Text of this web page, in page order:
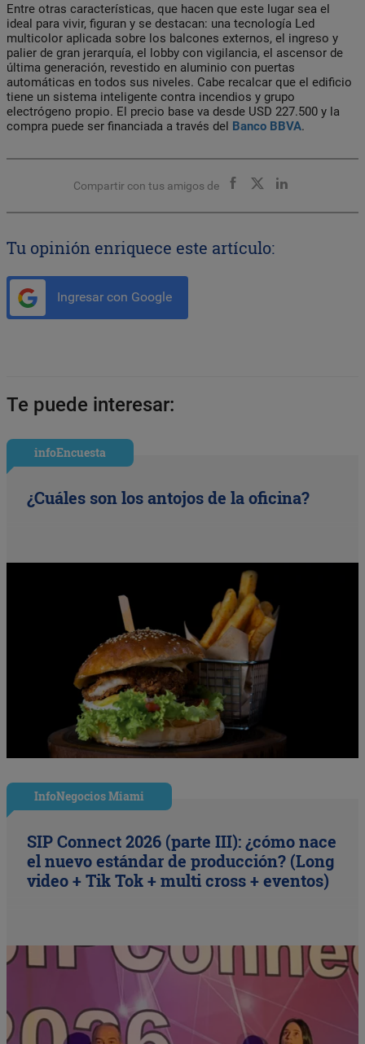
Entre otras características, que hacen que este lugar sea el
ideal para vivir, figuran y se destacan: una tecnología Led
multicolor aplicada sobre los balcones externos, el ingreso y
palier de gran jerarquía, el lobby con vigilancia, el ascensor de
última generación, revestido en aluminio con puertas
automáticas en todos sus niveles. Cabe recalcar que el edificio
tiene un sistema inteligente contra incendios y grupo
electrógeno propio. El precio base va desde USD 227.500 y la
compra puede ser financiada a través del Banco BBVA.
Compartir con tus amigos de
Tu opinión enriquece este artículo:
Ingresar con Google
Te puede interesar:
infoEncuesta
¿Cuáles son los antojos de la oficina?
InfoNegocios Miami
SIP Connect 2026 (parte III): ¿cómo nace
el nuevo estándar de producción? (Long
video + Tik Tok + multi cross + eventos)